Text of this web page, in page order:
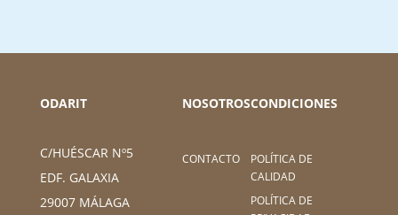
ODARIT
C/HUÉSCAR Nº5
EDF. GALAXIA
29007 MÁLAGA
NOSOTROS
CONTACTO
CONDICIONES
POLÍTICA DE
CALIDAD
POLÍTICA DE